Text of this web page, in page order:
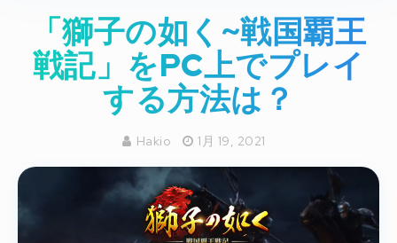
「獅子の如く~戦国覇王
戦記」をPC上でプレイ
する方法は？
Hakio 1月 19, 2021